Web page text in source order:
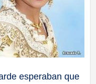
esperaban que